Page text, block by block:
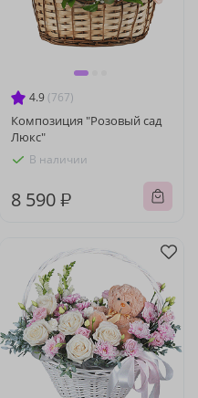
4.9 (767)
Композиция "Розовый сад
Люкс"
В наличии
8 590 ₽